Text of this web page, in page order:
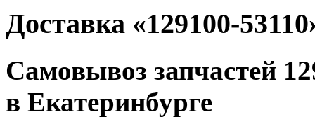
Доставка «129100-
Самовывоз запчастей
в Екатеринбурге